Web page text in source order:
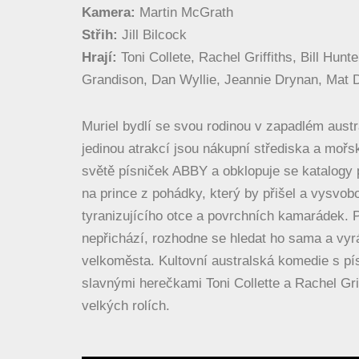
Kamera: Martin McGrath
Střih: Jill Bilcock
Hrají: Toni Collete, Rachel Griffiths, Bill
Grandison, Dan Wyllie, Jeannie Drynan, Mat
Muriel bydlí se svou rodinou v zapadlém
jedinou atrakcí jsou nákupní střediska a
světě písniček ABBY a obklopuje se
na prince z pohádky, který by přišel a
tyranizujícího otce a povrchních kamarádek.
nepřichází, rozhodne se hledat ho sama a
velkoměsta. Kultovní australská komedie s
slavnými herečkami Toni Collette a Rachel
velkých rolích.